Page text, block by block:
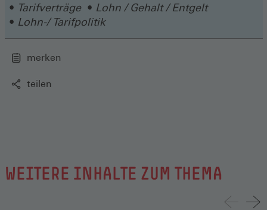
Tarifverträge
Lohn / Gehalt / Entgelt
Lohn-/ Tarifpolitik
merken
teilen
WEITERE INHALTE ZUM THEMA